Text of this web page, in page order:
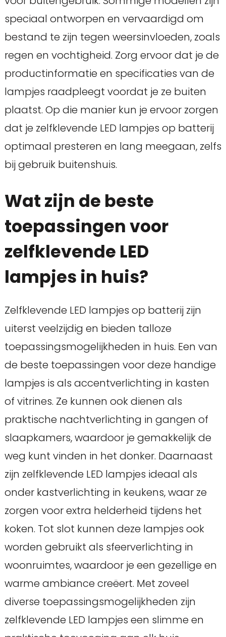
speciaal ontworpen en vervaardigd om
bestand te zijn tegen weersinvloeden, zoals
regen en vochtigheid. Zorg ervoor dat je de
productinformatie en specificaties van de
lampjes raadpleegt voordat je ze buiten
plaatst. Op die manier kun je ervoor zorgen
dat je zelfklevende LED lampjes op batterij
optimaal presteren en lang meegaan, zelfs
bij gebruik buitenshuis.
Wat zijn de beste
toepassingen voor
zelfklevende LED
lampjes in huis?
Zelfklevende LED lampjes op batterij zijn
uiterst veelzijdig en bieden talloze
toepassingsmogelijkheden in huis. Een van
de beste toepassingen voor deze handige
lampjes is als accentverlichting in kasten
of vitrines. Ze kunnen ook dienen als
praktische nachtverlichting in gangen of
slaapkamers, waardoor je gemakkelijk de
weg kunt vinden in het donker. Daarnaast
zijn zelfklevende LED lampjes ideaal als
onder kastverlichting in keukens, waar ze
zorgen voor extra helderheid tijdens het
koken. Tot slot kunnen deze lampjes ook
worden gebruikt als sfeerverlichting in
woonruimtes, waardoor je een gezellige en
warme ambiance creëert. Met zoveel
diverse toepassingsmogelijkheden zijn
zelfklevende LED lampjes een slimme en